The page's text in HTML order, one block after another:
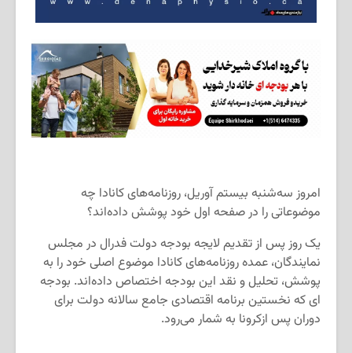
امروز سه‌شنبه بیستم آوریل، روزنامه‌های کانادا چه
موضوعاتی را در صفحه اول خود پوشش داده‌اند؟
یک روز پس از تقدیم لایجه بودجه دولت فدرال در مجلس
نمایندگان، عمده روزنامه‌های کانادا موضوع اصلی خود را به
پوشش، تحلیل و نقد این بودجه اختصاص داده‌اند. بودجه
ای که نخستین برنامه اقتصادی جامع سالانه دولت برای
دوران پس ازکرونا به شمار می‌رود.